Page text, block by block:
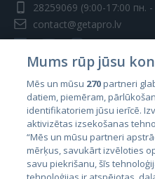
28259069 (9:00-17:00 пн.
contact@getapro.lv
Страны
Эстония
Латвия
Литва
Mums rūp jūsu
Mēs un mūsu 270partneri
datiem, piemēram,
identifikatoriem jūsu ierīcē.
aktivizētas izsekošanas
“Mēs un mūsu partneri
mērķus, savukārt izvēloties
savu piekrišanu, šīs